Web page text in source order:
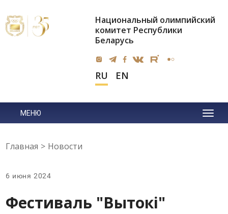
Национальный олимпийский
комитет Республики
Беларусь
RU EN
МЕНЮ
Главная > Новости
Фестиваль "Вытокi"
6 июня 2024